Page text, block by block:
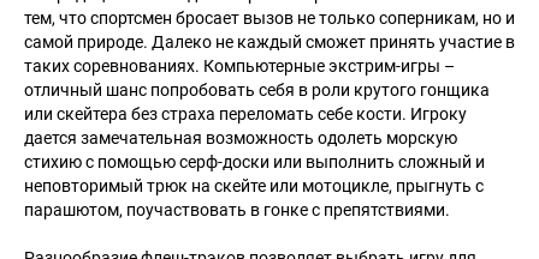
тем, что спортсмен бросает вызов не только соперникам, но и
самой природе. Далеко не каждый сможет принять участие в
таких соревнованиях. Компьютерные экстрим-игры –
отличный шанс попробовать себя в роли крутого гонщика
или скейтера без страха переломать себе кости. Игроку
дается замечательная возможность одолеть морскую
стихию с помощью серф-доски или выполнить сложный и
неповторимый трюк на скейте или мотоцикле, прыгнуть с
парашютом, поучаствовать в гонке с препятствиями.